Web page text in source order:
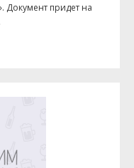
Документ придет на